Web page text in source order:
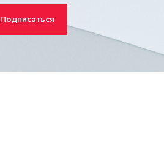
Подписаться